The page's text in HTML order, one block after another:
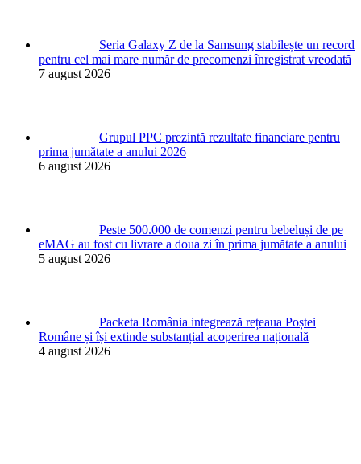
Seria Galaxy Z de la Samsung stabilește un record
pentru cel mai mare număr de precomenzi înregistrat vreodată
7 august 2026
Grupul PPC prezintă rezultate financiare pentru
prima jumătate a anului 2026
6 august 2026
Peste 500.000 de comenzi pentru bebeluși de pe
eMAG au fost cu livrare a doua zi în prima jumătate a anului
5 august 2026
Packeta România integrează rețeaua Poștei
Române și își extinde substanțial acoperirea națională
4 august 2026